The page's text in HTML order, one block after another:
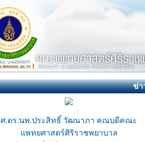
ข่า
ศ.ดร.นพ.ประสิทธิ์ วัฒนาภา คณบดีคณะ
แพทยศาสตร์ศิริราชพยาบาล